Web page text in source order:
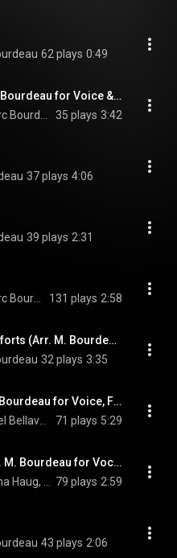
62 plays 0:49
L'épouse châtiée (Arr. M. Bourdeau for Voice & Piano)
35 plays 3:42
37 plays 4:06
39 plays 2:31
131 plays 2:58
Les perceurs de coffres-forts (Arr. M. Bourdeau for Voice & Piano)
32 plays 3:35
À quoi bon rêver (Arr. M. Bourdeau for Voice, Flute & Piano)
71 plays 5:29
Le cercle de couture (Arr. M. Bourdeau for Vocal Trio & Piano)
79 plays 2:59
43 plays 2:06